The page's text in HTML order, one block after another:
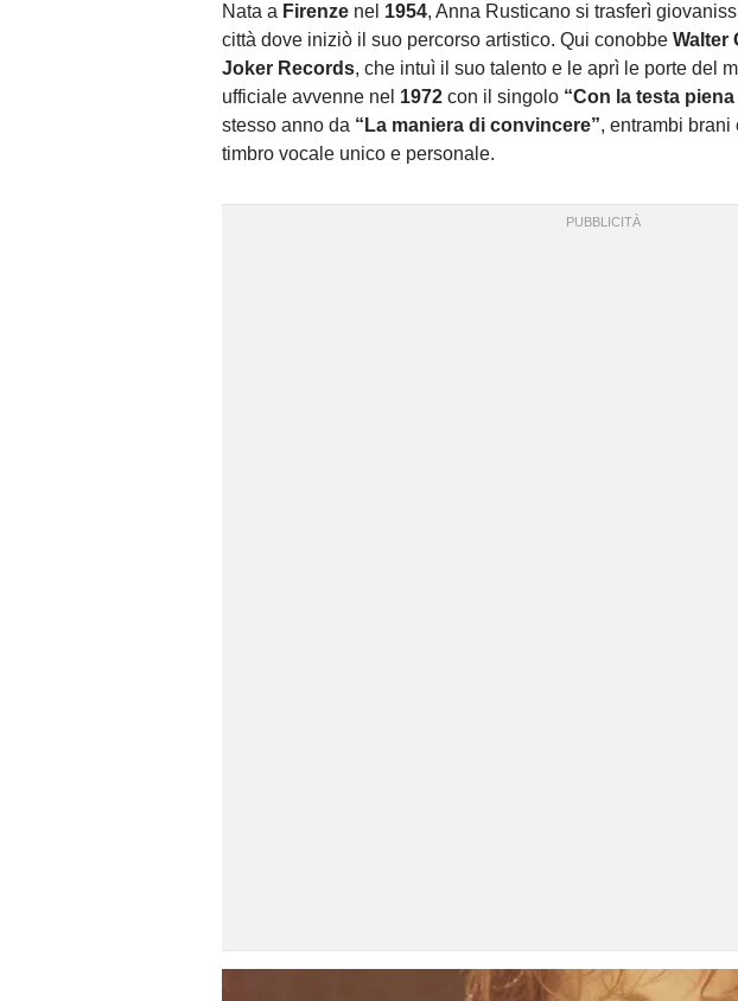
Nata a Firenze nel 1954, Anna Rusticano si trasferì
città dove iniziò il suo percorso artistico. Qui conobbe Walter
Joker Records, che intuì il suo talento e le aprì le porte del
ufficiale avvenne nel 1972 con il singolo “Con la testa
stesso anno da “La maniera di convincere”, entrambi
timbro vocale unico e personale.